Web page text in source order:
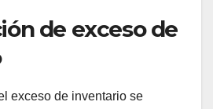
de exceso de
exceso de inventario se